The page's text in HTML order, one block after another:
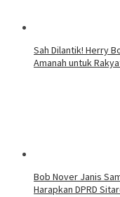
Sah Dilantik! Herry
Amanah untuk
Bob Nover Janis
Harapkan DPRD